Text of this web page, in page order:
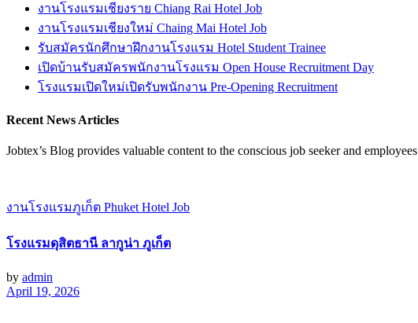
งานโรงแรมเชียงราย Chiang Rai Hotel Job
งานโรงแรมเชียงใหม่ Chaing Mai Hotel Job
รับสมัครนักศึกษาฝึกงานโรงแรม Hotel Student Trainee
เปิดบ้านรับสมัครพนักงานโรงแรม Open House Recruitment Day
โรงแรมเปิดใหม่เปิดรับพนักงาน Pre-Opening Recruitment
Recent News Articles
Jobtex’s Blog provides valuable content to the conscious job seeker and employees
งานโรงแรมภูเก็ต Phuket Hotel Job
โรงแรมดุสิตธานี ลากูน่า ภูเก็ต
by admin
April 19, 2026